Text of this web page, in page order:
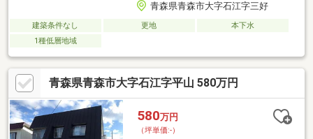
青森県青森市大字石江字三好
建築条件なし 更地
本下水
1種低層地域
青森県青森市大字石江字平山 580万円
580万円
（坪単価:-）